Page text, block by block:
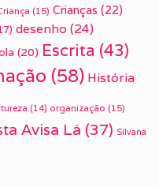
(15) Crianças (22)
desenho (24)
(20) Escrita (43)
(58) História
(14) organização (15)
Avisa Lá (37) Silvana